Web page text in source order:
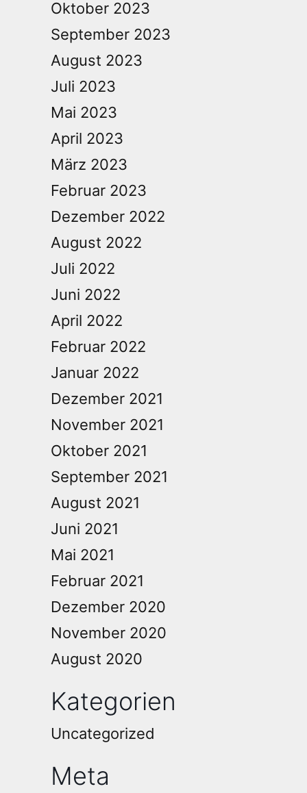
Oktober 2023
September 2023
August 2023
Juli 2023
Mai 2023
April 2023
März 2023
Februar 2023
Dezember 2022
August 2022
Juli 2022
Juni 2022
April 2022
Februar 2022
Januar 2022
Dezember 2021
November 2021
Oktober 2021
September 2021
August 2021
Juni 2021
Mai 2021
Februar 2021
Dezember 2020
November 2020
August 2020
Kategorien
Uncategorized
Meta